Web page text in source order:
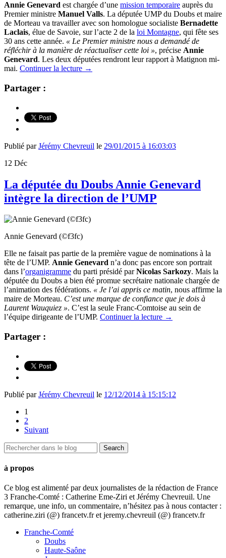
Annie Genevard est chargée d’une mission temporaire auprès du
Premier ministre Manuel Valls. La députée UMP du Doubs et maire
de Morteau va travailler avec son homologue socialiste Bernadette
Laclais, élue de Savoie, sur l’acte 2 de la loi Montagne, qui fête ses
30 ans cette année. « Le Premier ministre nous a demandé de
réfléchir à la manière de réactualiser cette loi », précise Annie
Genevard. Les deux députées rendront leur rapport à Matignon mi-
mai. Continuer la lecture →
Partager :
Publié parJérémy Chevreuil le 29/01/2015 à 16:03:03
12 Déc
La députée du Doubs Annie Genevard
intègre la direction de l’UMP
Annie Genevard (©f3fc)
Elle ne faisait pas partie de la première vague de nominations à la
tête de l’UMP. Annie Genevard n’a donc pas encore son portrait
dans l’organigramme du parti présidé parNicolas Sarkozy. Mais la
députée du Doubs a bien été promue secrétaire nationale chargée de
l’animation des fédérations. « Je l’ai appris ce matin, nous affirme la
maire de Morteau. C’est une marque de confiance que je dois à
Laurent Wauquiez ». C’est la seule Franc-Comtoise au sein de
l’équipe dirigeante de l’UMP. Continuer la lecture →
Partager :
Publié parJérémy Chevreuil le 12/12/2014 à 15:15:12
1
2
Suivant
à propos
Ce blog est alimenté par deux journalistes de la rédaction de France
3 Franche-Comté : Catherine Eme-Ziri et Jérémy Chevreuil. Une
remarque, une info, un commentaire, n’hésitez pas à nous contacter :
catherine.ziri (@) francetv.fr et jeremy.chevreuil (@) francetv.fr
Franche-Comté
Doubs
Haute-Saône